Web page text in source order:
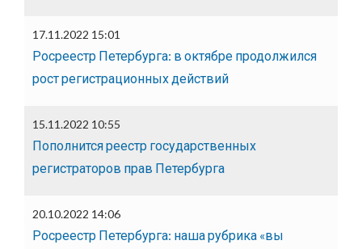
17.11.2022 15:01
Росреестр Петербурга: в октябре продолжился
рост регистрационных действий
15.11.2022 10:55
Пополнится реестр государственных
регистраторов прав Петербурга
20.10.2022 14:06
Росреестр Петербурга: наша рубрика «вы